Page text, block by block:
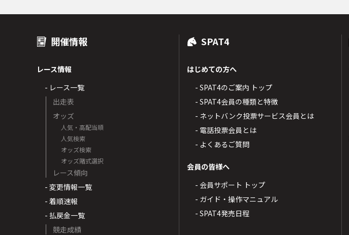
開催情報
レース情報
- レース一覧
出走表
オッズ
人気・高配当順
人気検索
オッズ検索
オッズ賭式選択
レース傾向
- 変更情報一覧
- 着順速報
- 払戻金一覧
競走成績
SPAT4
はじめての方へ
- SPAT4のご案内 トップ
- SPAT4会員の種類と特徴
- ネットバンク投票サービス会員とは
- 電話投票会員とは
- よくあるご質問
会員の皆様へ
- 会員サポート トップ
- ガイド・操作マニュアル
- SPAT4発売日程